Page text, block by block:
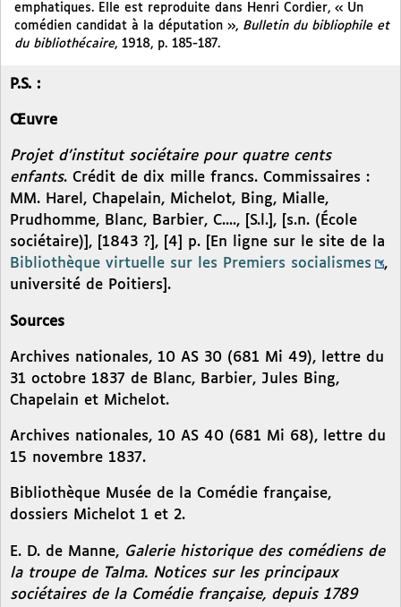
emphatiques. Elle est reproduite dans Henri Cordier, « Un
comédien candidat à la députation », Bulletin du bibliophile et
du bibliothécaire, 1918, p. 185-187.
P.S. :
Œuvre
Projet d’institut sociétaire pour quatre cents
enfants. Crédit de dix mille francs. Commissaires :
MM. Harel, Chapelain, Michelot, Bing, Mialle,
Prudhomme, Blanc, Barbier, C...., [S.l.], [s.n. (École
sociétaire)], [1843 ?], [4] p. [En ligne sur le site de la
Bibliothèque virtuelle sur les Premiers socialismes
,
université de Poitiers].
Sources
Archives nationales, 10 AS 30 (681 Mi 49), lettre du
31 octobre 1837 de Blanc, Barbier, Jules Bing,
Chapelain et Michelot.
Archives nationales, 10 AS 40 (681 Mi 68), lettre du
15 novembre 1837.
Bibliothèque Musée de la Comédie française,
dossiers Michelot 1 et 2.
E. D. de Manne, Galerie historique des comédiens de
la troupe de Talma. Notices sur les principaux
sociétaires de la Comédie française, depuis 1789